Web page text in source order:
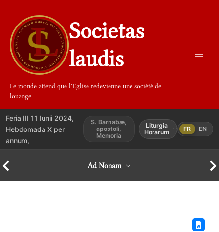
contenu
Societas
laudis
Le monde attend que l'Eglise redevienne une société de
louange
Feria III 11 Iunii 2024,
Hebdomada X per
annum,
S. Barnabæ,
apostoli,
Memoria
Liturgia
Horarum
FR EN
Ad Nonam